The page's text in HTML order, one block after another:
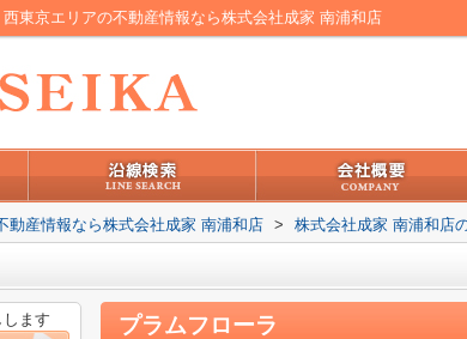
東京エリアの不動産情報なら株式会社成家 南浦和店
動産情報なら株式会社成家 南浦和店 > 株式会社成家 南浦和店
プラムフローラ
ます